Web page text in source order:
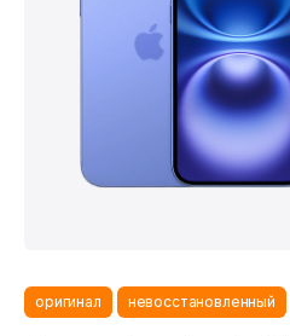
оригинал невосстановленный